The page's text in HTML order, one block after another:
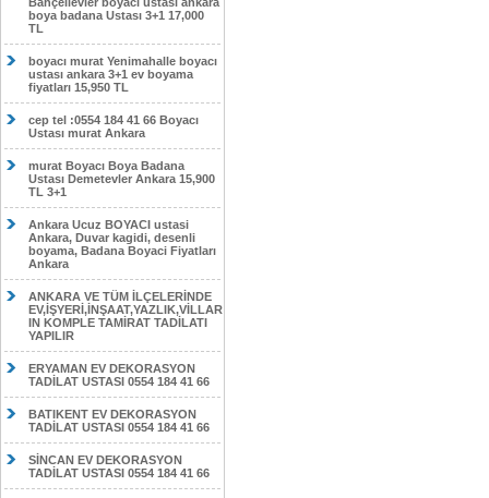
boya badana Ustası 3+1 17,000
TL
boyacı murat Yenimahalle boyacı
ustası ankara 3+1 ev boyama
fiyatları 15,950 TL
cep tel :0554 184 41 66 Boyacı
Ustası murat Ankara
murat Boyacı Boya Badana
Ustası Demetevler Ankara 15,900
TL 3+1
Ankara Ucuz BOYACI ustasi
Ankara, Duvar kagidi, desenli
boyama, Badana Boyaci Fiyatları
Ankara
ANKARA VE TÜM İLÇELERİNDE
EV,İŞYERİ,İNŞAAT,YAZLIK,VİLLAR
IN KOMPLE TAMİRAT TADİLATI
YAPILIR
ERYAMAN EV DEKORASYON
TADİLAT USTASI 0554 184 41 66
BATIKENT EV DEKORASYON
TADİLAT USTASI 0554 184 41 66
SİNCAN EV DEKORASYON
TADİLAT USTASI 0554 184 41 66